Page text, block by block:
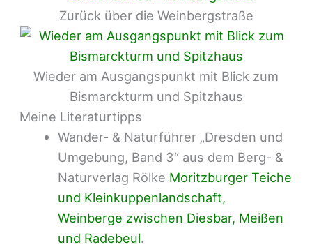
Zurück über die Weinbergstraße
Wieder am Ausgangspunkt mit Blick zum
Bismarckturm und Spitzhaus
Meine Literaturtipps
Wander- & Naturführer „Dresden und
Umgebung, Band 3“ aus dem Berg- &
Naturverlag Rölke Moritzburger Teiche
und Kleinkuppenlandschaft,
Weinberge zwischen Diesbar, Meißen
und Radebeul.